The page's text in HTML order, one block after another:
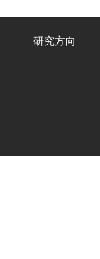
研究方向